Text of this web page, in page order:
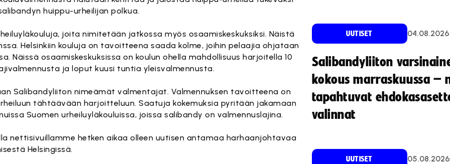
huippu-urheilijan polkua.
joita nimitetään jatkossa myös osaamiskeskuksiksi. Näistä
Helsinkiin kouluja on tavoitteena saada kolme, joihin pelaajia ohjataan
Näissä osaamiskeskuksissa on koulun ohella mahdollisuus harjoitella 10
ja loput kuusi tuntia yleisvalmennusta.
Salibandyliiton nimeämät valmentajat. Valmennuksen tavoitteena on
tähtäävään harjoitteluun. Saatuja kokemuksia pyritään jakamaan
Suomen urheiluyläkouluissa, joissa salibandy on valmennuslajina.
nettisivuillamme hetken aikaa olleen uutisen antamaa harhaanjohtavaa
Helsingissä.
UUTISET 04.08.2026
Salibandyliiton
kokous marraskuussa –
tapahtuvat
valinnat
UUTISET 05.08.2026